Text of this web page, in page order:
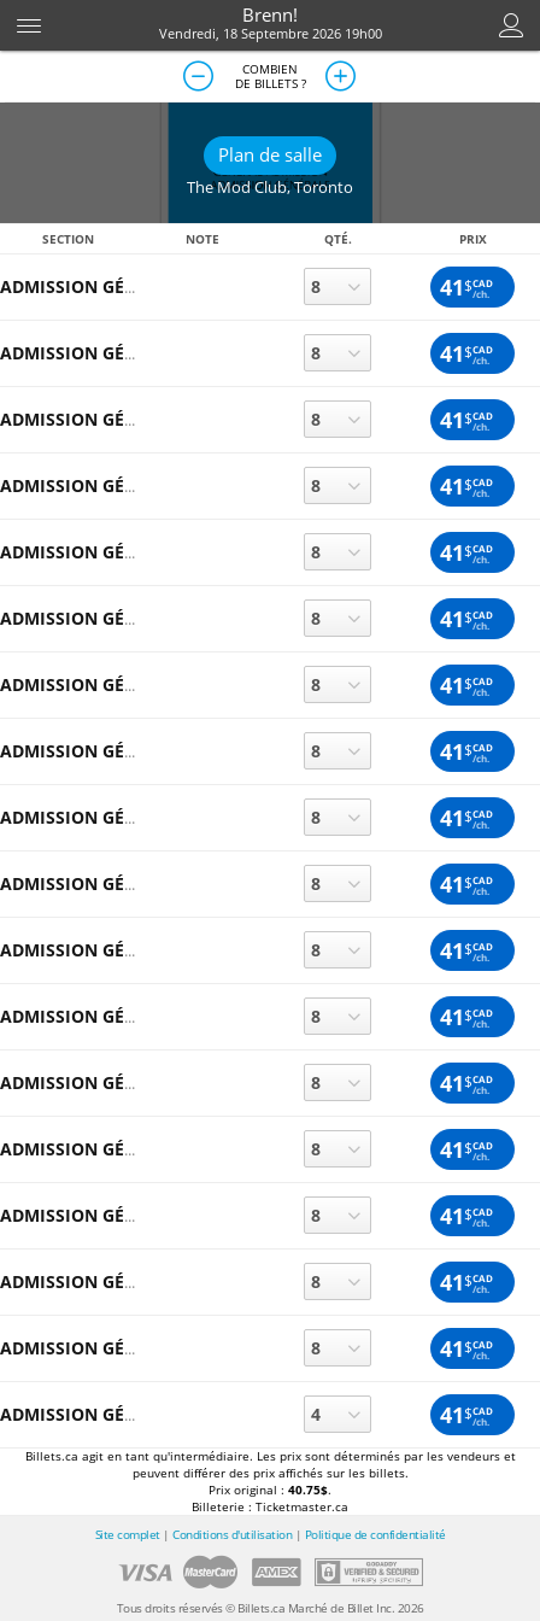
Brenn!
Vendredi, 18 Septembre 2026 19h00
COMBIEN
DE BILLETS ?
Plan de salle
The Mod Club,Toronto
SECTION NOTE QTÉ. PRIX
ADMISSION GÉNÉRALE 41$CAD
/ch.
ADMISSION GÉNÉRALE 41$CAD
/ch.
ADMISSION GÉNÉRALE 41$CAD
/ch.
ADMISSION GÉNÉRALE 41$CAD
/ch.
ADMISSION GÉNÉRALE 41$CAD
/ch.
ADMISSION GÉNÉRALE 41$CAD
/ch.
ADMISSION GÉNÉRALE 41$CAD
/ch.
ADMISSION GÉNÉRALE 41$CAD
/ch.
ADMISSION GÉNÉRALE 41$CAD
/ch.
ADMISSION GÉNÉRALE 41$CAD
/ch.
ADMISSION GÉNÉRALE 41$CAD
/ch.
ADMISSION GÉNÉRALE 41$CAD
/ch.
ADMISSION GÉNÉRALE 41$CAD
/ch.
ADMISSION GÉNÉRALE 41$CAD
/ch.
ADMISSION GÉNÉRALE 41$CAD
/ch.
ADMISSION GÉNÉRALE 41$CAD
/ch.
ADMISSION GÉNÉRALE 41$CAD
/ch.
ADMISSION GÉNÉRALE 41$CAD
/ch.
Billets.ca agit en tant qu'intermédiaire. Les prix sont déterminés par les vendeurs et
peuvent différer des prix affichés sur les billets.
Prix original : 40.75$.
Billeterie : Ticketmaster.ca
Site complet| Conditions d'utilisation| Politique de confidentialité
Tous droits réservés © Billets.ca Marché de Billet Inc. 2026